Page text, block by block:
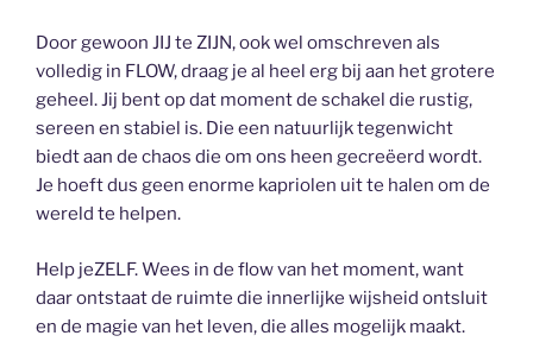
Door gewoon JIJ te ZIJN, ook wel omschreven als
volledig in FLOW, draag je al heel erg bij aan het grotere
geheel. Jij bent op dat moment de schakel die rustig,
sereen en stabiel is. Die een natuurlijk tegenwicht
biedt aan de chaos die om ons heen gecreëerd wordt.
Je hoeft dus geen enorme kapriolen uit te halen om de
wereld te helpen.
Help jeZELF. Wees in de flow van het moment, want
daar ontstaat de ruimte die innerlijke wijsheid ontsluit
en de magie van het leven, die alles mogelijk maakt.